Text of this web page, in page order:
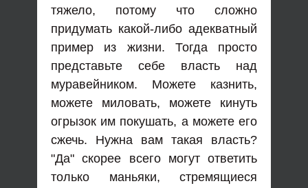
тяжело, потому что сложно
придумать какой-либо адекватный
пример из жизни. Тогда просто
представьте себе власть над
муравейником. Можете казнить,
можете миловать, можете кинуть
огрызок им покушать, а можете его
сжечь. Нужна вам такая власть?
"Да" скорее всего могут ответить
только маньяки, стремящиеся